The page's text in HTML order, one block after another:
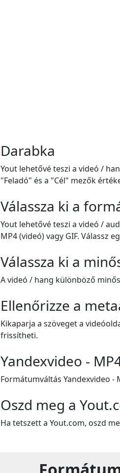
Darabka
Yout lehetővé teszi a videó /
"Feladó" és a "Cél" mezők
Válassza ki a
Yout lehetővé teszi a videó /
MP4 (videó) vagy GIF. Válassz
Válassza ki a
A videó / hang különböző
Ellenőrizze a
Kikaparja a szöveget a
frissítheti.
Yandexvideo -
Formátumváltás Yandexvideo -
Oszd meg a
Ha tetszett a Yout.com, oszd